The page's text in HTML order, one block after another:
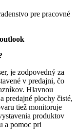
je zodpovedný za
v predajni, čo
Hlavnou
predajné plochy čisté,
tiež monitoruje
produktov
a pomoc pri